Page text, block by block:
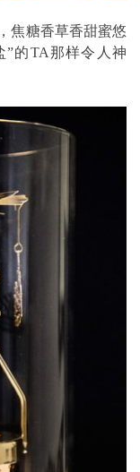
糖香草香甜蜜悠
”的TA那样令人神